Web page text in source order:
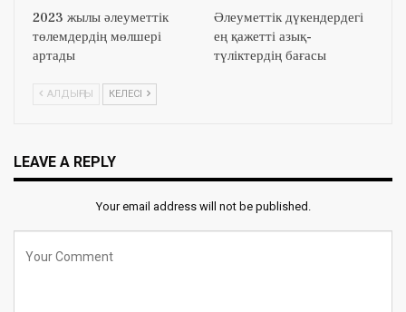
2023 жылы әлеуметтік
төлемдердің мөлшері
артады
Әлеуметтік дүкендердегі
ең қажетті азық-
түліктердің бағасы
АЛДЫҢҒЫ КЕЛЕСІ
LEAVE A REPLY
Your email address will not be published.